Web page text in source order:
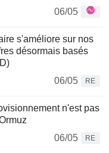
06/05
s'améliore sur nos
désormais basés
06/05
RE
n'est pas
06/05
RE